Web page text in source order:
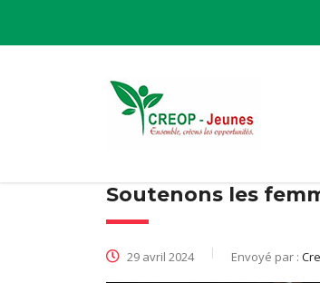
Soutenons les
29 avril 2024 Envoyé par :